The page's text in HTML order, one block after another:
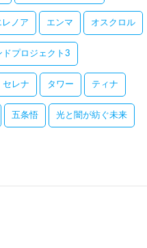
レノア エンマ オスクロル
ドプロジェクト3
セレナ タワー ティナ
五条悟 光と闇が紡ぐ未来